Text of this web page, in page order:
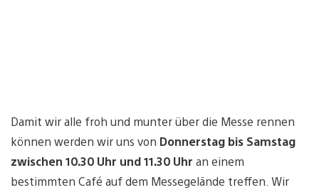
Damit wir alle froh und munter über die Messe rennen
können werden wir uns von Donnerstag bis Samstag
zwischen 10.30 Uhr und 11.30 Uhr an einem
bestimmten Café auf dem Messegelände treffen. Wir